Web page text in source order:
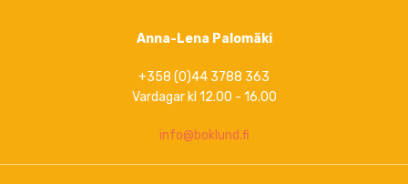
Anna-Lena Palomäki
+358 (0)44 3788 363
Vardagar kl 12.00 - 16.00
info@boklund.fi